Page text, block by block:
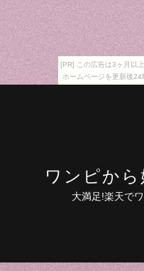
[PR] この広告は3ヶ月以
ホームページを更新後24
ワンピか
大満足!楽天で